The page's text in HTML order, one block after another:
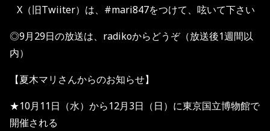
X（旧Twiiter）は、#mari847をつけて、呟いて下さい
◎9月29日の放送は、radikoからどうぞ（放送後1週間以
内）
【夏木マリさんからのお知らせ】
★10月11日（水）から12月3日（日）に東京国立博物館で
開催される